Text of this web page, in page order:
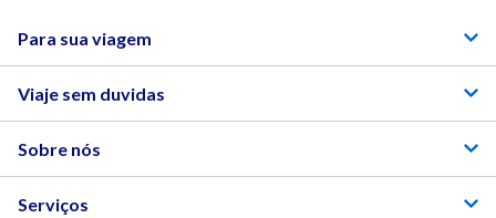
Para sua viagem
Viaje sem duvidas
Sobre nós
Serviços